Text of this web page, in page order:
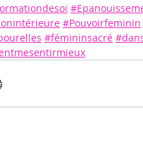
#Pouvoirfeminin
#fémininsacré